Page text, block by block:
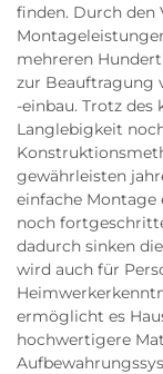
finden. Durch den
mehreren
zur Beauftragung
-einbau. Trotz
Langlebigkeit
gewährleisten
einfache Montage
noch
dadurch sinken
wird auch für
ermöglicht es
hochwertigere